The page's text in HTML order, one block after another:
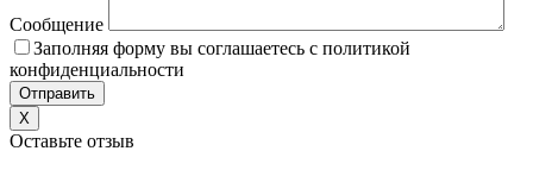
Сообщение
Заполняя форму вы соглашаетесь с политикой
конфиденциальности
X
Оставьте отзыв